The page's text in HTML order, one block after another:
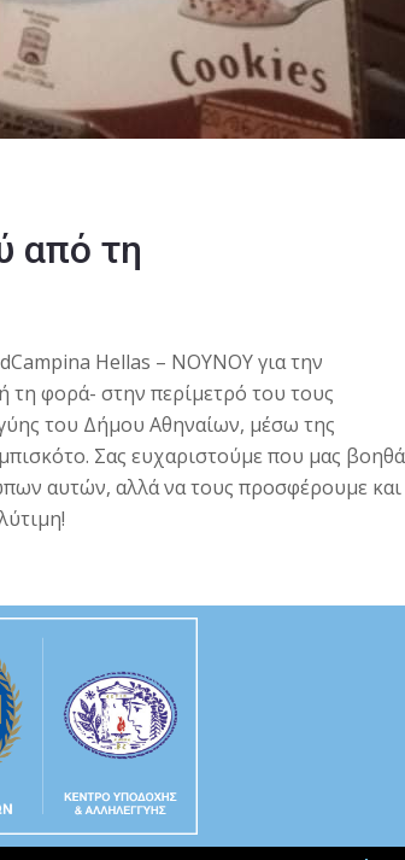
από τη
Hellas – ΝΟΥΝΟΥ για την
τη φορά- στην περίμετρό του τους
του Δήμου Αθηναίων, μέσω της
Σας ευχαριστούμε που μας
αυτών, αλλά να τους προσφέρουμε και